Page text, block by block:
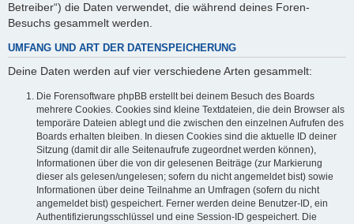
Betreiber“) die Daten verwendet, die während deines Foren-
Besuchs gesammelt werden.
UMFANG UND ART DER DATENSPEICHERUNG
Deine Daten werden auf vier verschiedene Arten gesammelt:
Die Forensoftware phpBB erstellt bei deinem Besuch des Boards
mehrere Cookies. Cookies sind kleine Textdateien, die dein Browser als
temporäre Dateien ablegt und die zwischen den einzelnen Aufrufen des
Boards erhalten bleiben. In diesen Cookies sind die aktuelle ID deiner
Sitzung (damit dir alle Seitenaufrufe zugeordnet werden können),
Informationen über die von dir gelesenen Beiträge (zur Markierung
dieser als gelesen/ungelesen; sofern du nicht angemeldet bist) sowie
Informationen über deine Teilnahme an Umfragen (sofern du nicht
angemeldet bist) gespeichert. Ferner werden deine Benutzer-ID, ein
Authentifizierungsschlüssel und eine Session-ID gespeichert. Die